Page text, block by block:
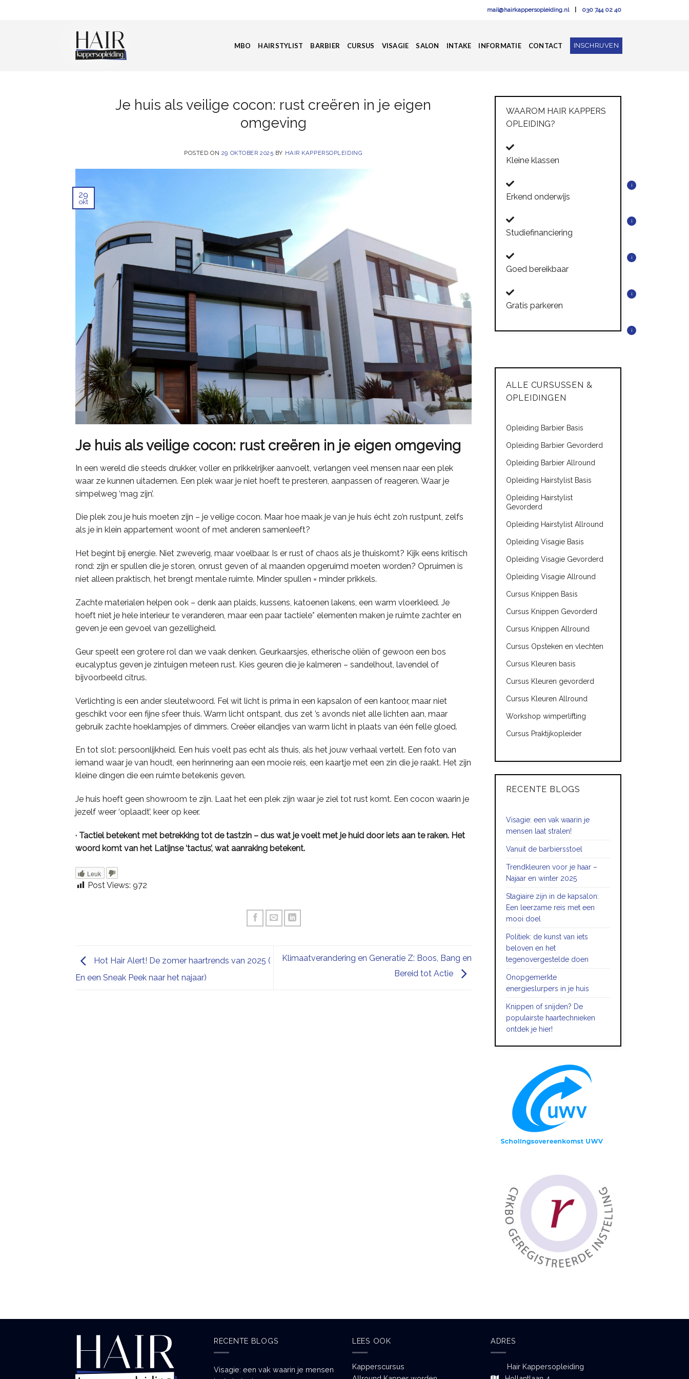
mail@hairkappersopleiding.nl 030 744 02 40
MBO HAIRSTYLIST BARBIER CURSUS VISAGIE SALON INTAKE INFORMATIE CONTACT INSCHRIJVEN
Je huis als veilige cocon: rust creëren in je eigen
omgeving
POSTED ON 29 OKTOBER 2025 BY HAIR KAPPERSOPLEIDING
29
okt
Je huis als veilige cocon: rust creëren in je eigen omgeving
In een wereld die steeds drukker, voller en prikkelrijker aanvoelt, verlangen veel mensen naar een plek
waar ze kunnen uitademen. Een plek waar je niet hoeft te presteren, aanpassen of reageren. Waar je
simpelweg ‘mag zijn’.
Die plek zou je huis moeten zijn – je veilige cocon. Maar hoe maak je van je huis écht zo’n rustpunt, zelfs
als je in klein appartement woont of met anderen samenleeft?
Het begint bij energie. Niet zweverig, maar voelbaar. Is er rust of chaos als je thuiskomt? Kijk eens kritisch
rond: zijn er spullen die je storen, onrust geven of al maanden opgeruimd moeten worden? Opruimen is
niet alleen praktisch, het brengt mentale ruimte. Minder spullen = minder prikkels.
Zachte materialen helpen ook – denk aan plaids, kussens, katoenen lakens, een warm vloerkleed. Je
hoeft niet je hele interieur te veranderen, maar een paar tactiele* elementen maken je ruimte zachter en
geven je een gevoel van gezelligheid.
Geur speelt een grotere rol dan we vaak denken. Geurkaarsjes, etherische oliën of gewoon een bos
eucalyptus geven je zintuigen meteen rust. Kies geuren die je kalmeren – sandelhout, lavendel of
bijvoorbeeld citrus.
Verlichting is een ander sleutelwoord. Fel wit licht is prima in een kapsalon of een kantoor, maar niet
geschikt voor een fijne sfeer thuis. Warm licht ontspant, dus zet ’s avonds niet alle lichten aan, maar
gebruik zachte hoeklampjes of dimmers. Creëer eilandjes van warm licht in plaats van één felle gloed.
En tot slot: persoonlijkheid. Een huis voelt pas echt als thuis, als het jouw verhaal vertelt. Een foto van
iemand waar je van houdt, een herinnering aan een mooie reis, een kaartje met een zin die je raakt. Het zijn
kleine dingen die een ruimte betekenis geven.
Je huis hoeft geen showroom te zijn. Laat het een plek zijn waar je ziel tot rust komt. Een cocon waarin je
jezelf weer ‘oplaadt’, keer op keer.
· Tactiel betekent met betrekking tot de tastzin – dus wat je voelt met je huid door iets aan te raken. Het
woord komt van het Latijnse ‘tactus’, wat aanraking betekent.
Leuk
Post Views: 972
Hot Hair Alert! De zomer haartrends van 2025 (
En een Sneak Peek naar het najaar)
Klimaatverandering en Generatie Z: Boos, Bang en
Bereid tot Actie
WAAROM HAIR KAPPERS
OPLEIDING?
Kleine klassen
i
Erkend onderwijs
i
Studiefinanciering
i
Goed bereikbaar
i
Gratis parkeren
i
ALLE CURSUSSEN &
OPLEIDINGEN
Opleiding Barbier Basis
Opleiding Barbier Gevorderd
Opleiding Barbier Allround
Opleiding Hairstylist Basis
Opleiding Hairstylist
Gevorderd
Opleiding Hairstylist Allround
Opleiding Visagie Basis
Opleiding Visagie Gevorderd
Opleiding Visagie Allround
Cursus Knippen Basis
Cursus Knippen Gevorderd
Cursus Knippen Allround
Cursus Opsteken en vlechten
Cursus Kleuren basis
Cursus Kleuren gevorderd
Cursus Kleuren Allround
Workshop wimperlifting
Cursus Praktijkopleider
RECENTE BLOGS
Visagie: een vak waarin je
mensen laat stralen!
Vanuit de barbiersstoel
Trendkleuren voor je haar –
Najaar en winter 2025
Stagiaire zijn in de kapsalon:
Een leerzame reis met een
mooi doel
Politiek: de kunst van iets
beloven en het
tegenovergestelde doen
Onopgemerkte
energieslurpers in je huis
Knippen of snijden? De
populairste haartechnieken
ontdek je hier!
RECENTE BLOGS
Visagie: een vak waarin je mensen
LEES OOK
Kapperscursus
ADRES
Hair Kappersopleiding